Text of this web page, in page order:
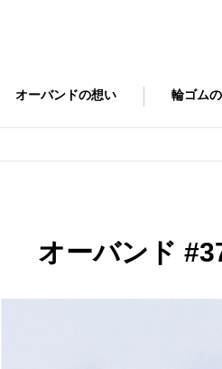
オーバンドの想い 輪ゴム
オーバンド